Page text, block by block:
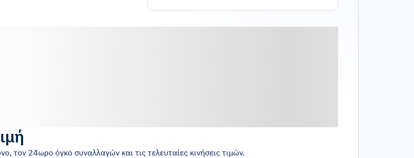
τον 24ωρο όγκο συναλλαγών και τις τελευταίες κινήσεις τιμών.